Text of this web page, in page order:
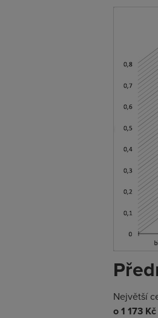
Největší
o 1 173